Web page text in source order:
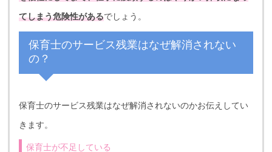
てしまう危険性があるでしょう。
保育士のサービス残業はなぜ解消されない
の？
保育士のサービス残業はなぜ解消されないのかお伝えしてい
きます。
保育士が不足している